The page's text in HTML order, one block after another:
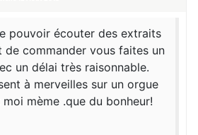
pouvoir écouter des extraits
de commander vous faites un
un délai très raisonnable.
à merveilles sur un orgue
mème .que du bonheur!